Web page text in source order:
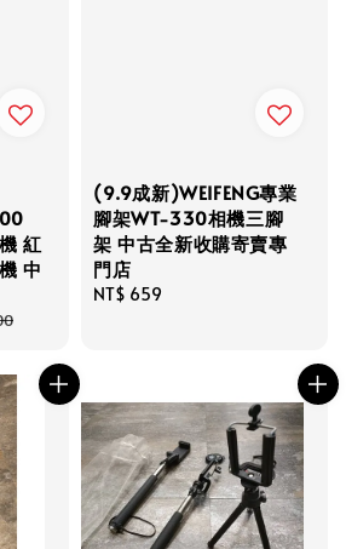
紅
中
(9.9成新)WEIFENG專業
腳架WT-330相機三腳
架 中古全新收購寄賣專
門店
Regular
NT$ 659